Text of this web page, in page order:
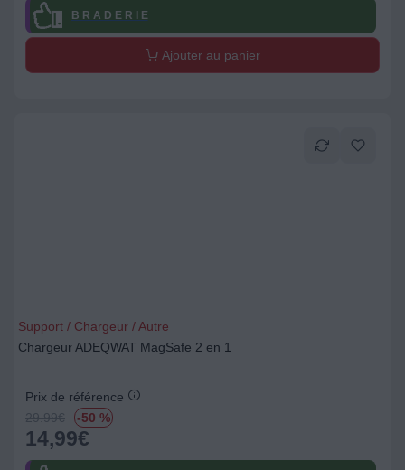
B R A D E R I E
Ajouter au panier
Support / Chargeur / Autre
Chargeur ADEQWAT MagSafe 2 en 1
Prix de référence
29.99€ -50 %
14,99€